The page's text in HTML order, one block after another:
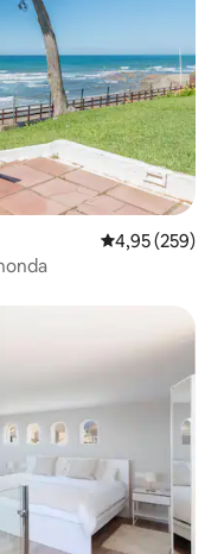
Средна
4,95 (259)